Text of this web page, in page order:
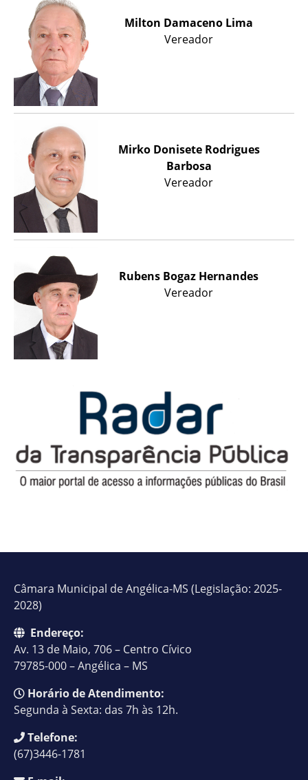
Milton Damaceno Lima
Vereador
Mirko Donisete Rodrigues
Barbosa
Vereador
Rubens Bogaz Hernandes
Vereador
Câmara Municipal de Angélica-MS (Legislação: 2025-
2028)
Endereço:
Av. 13 de Maio, 706 – Centro Cívico
79785-000 – Angélica – MS
Horário de Atendimento:
Segunda à Sexta: das 7h às 12h.
Telefone:
(67)3446-1781